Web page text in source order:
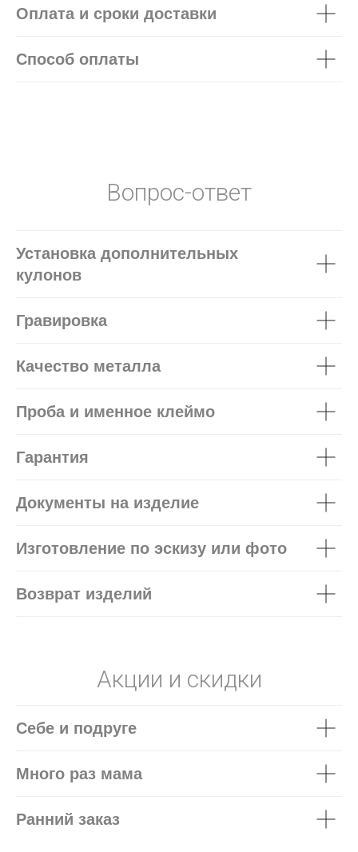
Оплата и сроки доставки
Способ оплаты
Вопрос-ответ
Установка дополнительных
кулонов
Гравировка
Качество металла
Проба и именное клеймо
Гарантия
Документы на изделие
Изготовление по эскизу или фото
Возврат изделий
Акции и скидки
Себе и подруге
Много раз мама
Ранний заказ